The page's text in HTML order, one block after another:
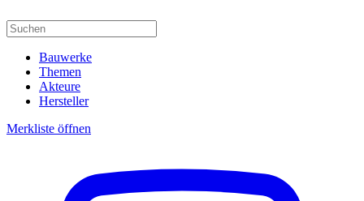
Bauwerke
Themen
Akteure
Hersteller
Merkliste öffnen